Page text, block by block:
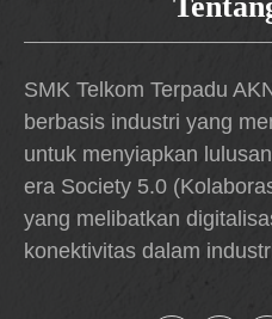
SMK Telkom Terpadu
berbasis industri yang
untuk menyiapkan
era Society 5.0
yang melibatkan
konektivitas dalam